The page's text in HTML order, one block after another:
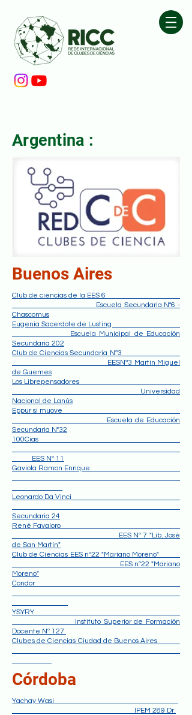
Argentina :
Buenos Aires
Club de ciencias de la EES 6
Escuela Secundaria N°6 -
Chascomus
Eugenia Sacerdote de Lusting
Escuela Municipal de Educación
Secundaria 202
Club de Ciencias Secundaria Nª3
EESNª3 Martin Miguel
de Guemes
Los Librepensadores
Universidad
Nacional de Lanús
Eppur si muove
Escuela de Educación
Secundaria N°32
100Cias
EES Nº 11
Gaviola Ramon Enrique
Leonardo Da Vinci
Secundaria 24
René Favaloro
EES Nº 7 "Lib. José
de San Martín"
Club de Ciencias EES nº22 "Mariano Moreno"
EES nº22 "Mariano
Moreno"
Condor
YSYRY
Instituto Superior de Formación
Docente Nº 127
Clubes de Ciencias Ciudad de Buenos Aires
Córdoba
Yachay Wasi
IPEM 289 Dr.